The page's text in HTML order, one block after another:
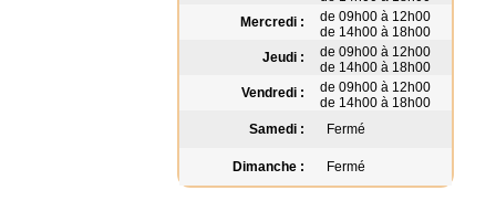
Mercredi :
de 09h00 à 12h00
de 14h00 à 18h00
Jeudi :
de 09h00 à 12h00
de 14h00 à 18h00
Vendredi :
de 09h00 à 12h00
de 14h00 à 18h00
Samedi :
Fermé
Dimanche : Fermé